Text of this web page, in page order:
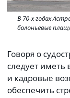
В 70-х годах
болоньевые
Говоря о
следует иметь
и кадровые
обеспечить